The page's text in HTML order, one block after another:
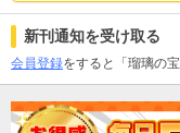
新刊通知を受け取る
会員登録をすると「瑠璃の